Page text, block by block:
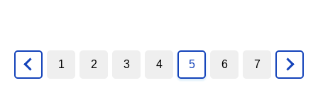
1 2 3 4 5 6 7